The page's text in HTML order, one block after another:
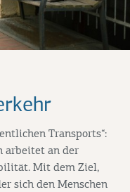
Transports“:
arbeitet an der
Mit dem Ziel,
sich den Menschen